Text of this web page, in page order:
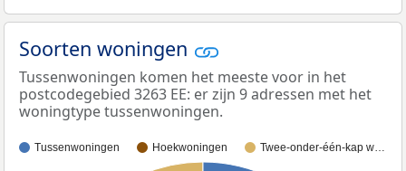
Soorten woningen
Tussenwoningen komen het meeste voor in het
postcodegebied 3263 EE: er zijn 9 adressen met het
woningtype tussenwoningen.
Tussenwoningen Hoekwoningen Twee-onder-één-kap w…